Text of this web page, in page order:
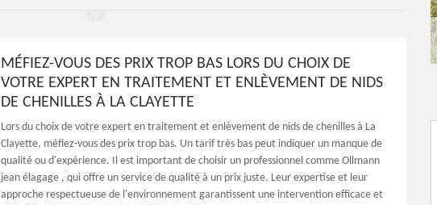
MÉFIEZ-VOUS DES PRIX TROP BAS LORS DU CHOIX DE
VOTRE EXPERT EN TRAITEMENT ET ENLÈVEMENT DE NIDS
DE CHENILLES À LA CLAYETTE
Lors du choix de votre expert en traitement et enlèvement de nids de chenilles à La
Clayette, méfiez-vous des prix trop bas. Un tarif très bas peut indiquer un manque de
qualité ou d'expérience. Il est important de choisir un professionnel comme Ollmann
jean élagage , qui offre un service de qualité à un prix juste. Leur expertise et leur
approche respectueuse de l'environnement garantissent une intervention efficace et